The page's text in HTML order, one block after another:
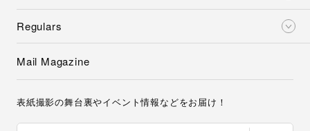
Regulars
Mail Magazine
表紙撮影の舞台裏やイベント情報などをお届け！